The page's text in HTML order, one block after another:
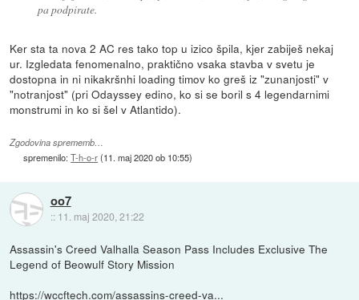
pa podpirate.
Ker sta ta nova 2 AC res tako top u izico špila, kjer zabiješ nekaj
ur. Izgledata fenomenalno, praktično vsaka stavba v svetu je
dostopna in ni nikakršnhi loading timov ko greš iz "zunanjosti" v
"notranjost" (pri Odayssey edino, ko si se boril s 4 legendarnimi
monstrumi in ko si šel v Atlantido).
Zgodovina sprememb…
spremenilo:T-h-o-r(11. maj 2020 ob 10:55)
oo7
:: 11. maj 2020, 21:22
Assassin's Creed Valhalla Season Pass Includes Exclusive The
Legend of Beowulf Story Mission
https://wccftech.com/assassins-creed-va...